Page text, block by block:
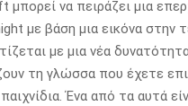
να πειράζει μια
με βάση μια εικόνα στην
με μια νέα
τη γλώσσα που έχετε
Ένα από τα αυτά